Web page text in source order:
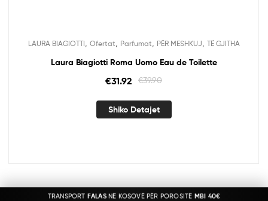
LAURA BIAGIOTTI Ofertat Parfumat PËR MESHKUJ TË GJITHA
Laura Biagiotti Roma Uomo Eau de Toilette
€39.90
€31.92
Shiko Detajet
TRANSPORT FALASNË KOSOVË PËR POROSITË MBI 40€